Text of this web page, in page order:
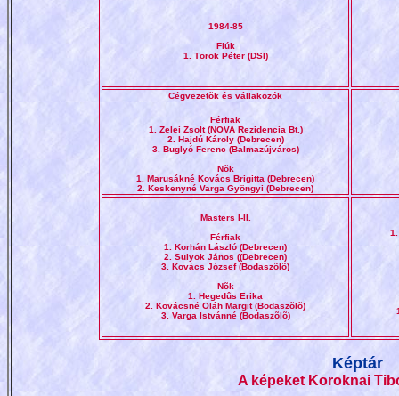
1984-85
Fiúk
1. Török Péter (DSI)
Cégvezetõk és vállakozók
Férfiak
1. Zelei Zsolt (NOVA Rezidencia Bt.)
2. Hajdú Károly (Debrecen)
3. Buglyó Ferenc (Balmazújváros)
Nõk
1. Marusákné Kovács Brigitta (Debrecen)
2. Keskenyné Varga Gyöngyi (Debrecen)
Masters I-II.
Férfiak
1. Korhán László (Debrecen)
2. Sulyok János ((Debrecen)
3. Kovács József (Bodaszõlõ)
Nõk
1. Hegedûs Erika
2. Kovácsné Oláh Margit (Bodaszõlõ)
3. Varga Istvánné (Bodaszõlõ)
Képtár
A képeket Koroknai